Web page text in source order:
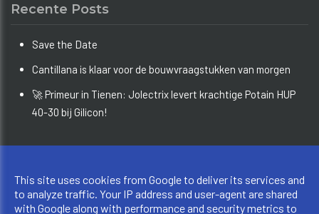
Recente Posts
Save the Date
Cantillana is klaar voor de bouwvraagstukken van morgen
🚀 Primeur in Tienen: Jolectrix levert krachtige Potain HUP
40-30 bij Gilicon!
Privacy & Cookies|UP-TO-DATE WebDesign
This site uses cookies from Google to deliver its services and
to analyze traffic. Your IP address and user-agent are shared
with Google along with performance and security metrics to